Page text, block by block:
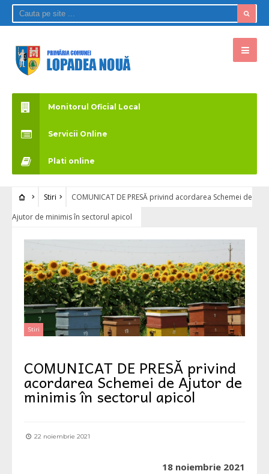
Monitorul Oficial Local
Servicii Online
Plati online
Stiri
COMUNICAT DE PRESĂ privind acordarea Schemei de
Ajutor de minimis în sectorul apicol
Stiri
COMUNICAT DE PRESĂ privind
acordarea Schemei de Ajutor de
minimis în sectorul apicol
22 noiembrie 2021
18 noiembrie 2021